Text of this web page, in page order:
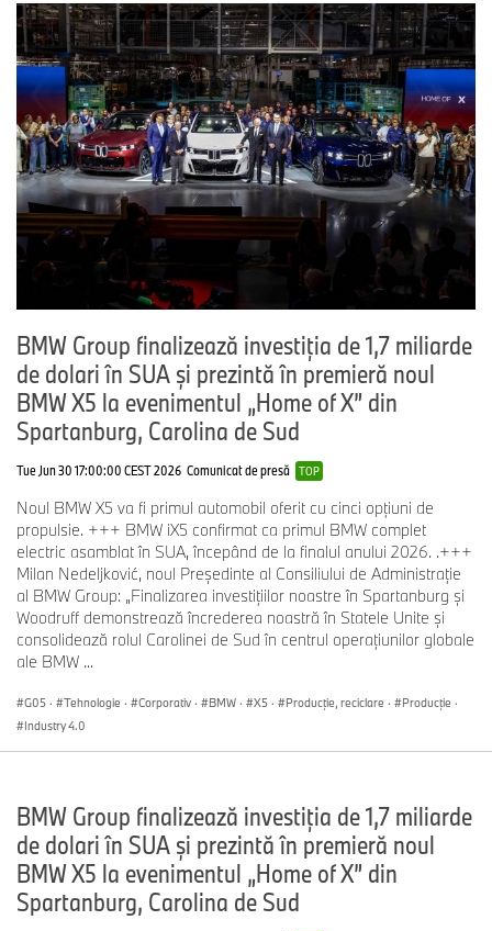
BMW Group finalizează investiția de 1,7 miliarde
de dolari în SUA și prezintă în premieră noul
BMW X5 la evenimentul „Home of X” din
Spartanburg, Carolina de Sud
Tue Jun 30 17:00:00 CEST 2026 Comunicat de presă TOP
Noul BMW X5 va fi primul automobil oferit cu cinci opțiuni de
propulsie. +++ BMW iX5 confirmat ca primul BMW complet
electric asamblat în SUA, începând de la finalul anului 2026. .+++
Milan Nedeljković, noul Președinte al Consiliului de Administrație
al BMW Group: „Finalizarea investițiilor noastre în Spartanburg și
Woodruff demonstrează încrederea noastră în Statele Unite și
consolidează rolul Carolinei de Sud în centrul operațiunilor globale
ale BMW ...
G05 · Tehnologie · Corporativ · BMW · X5 · Producţie, reciclare · Producţie ·
Industry 4.0
BMW Group finalizează investiția de 1,7 miliarde
de dolari în SUA și prezintă în premieră noul
BMW X5 la evenimentul „Home of X” din
Spartanburg, Carolina de Sud